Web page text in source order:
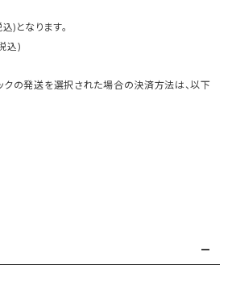
)となります。
込)
クの発送を選択された場合の決済方法は、以下